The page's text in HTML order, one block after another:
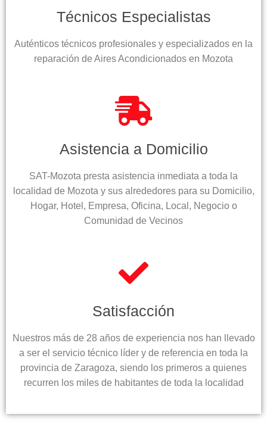
Técnicos Especialistas
Auténticos técnicos profesionales y especializados en la
reparación de Aires Acondicionados en Mozota
Asistencia a Domicilio
SAT-Mozota presta asistencia inmediata a toda la
localidad de Mozota y sus alrededores para su Domicilio,
Hogar, Hotel, Empresa, Oficina, Local, Negocio o
Comunidad de Vecinos
Satisfacción
Nuestros más de 28 años de experiencia nos han llevado
a ser el servicio técnico líder y de referencia en toda la
provincia de Zaragoza, siendo los primeros a quienes
recurren los miles de habitantes de toda la localidad